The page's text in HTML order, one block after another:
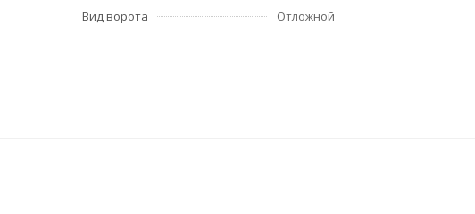
Вид ворота
Отложной